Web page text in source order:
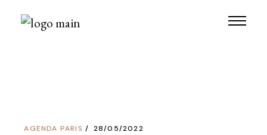
AGENDA PARIS 28/05/2022